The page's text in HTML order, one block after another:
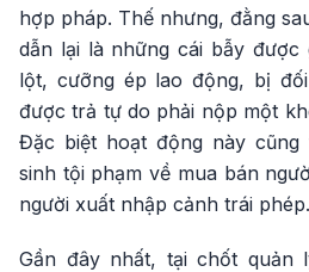
hợp pháp. Thế nhưng, đằng
dẫn lại là những cái bẫy được
lột, cưỡng ép lao động, bị
được trả tự do phải nộp một
Đặc biệt hoạt động này
sinh tội phạm về mua bán
người xuất nhập cảnh trái
Gần đây nhất, tại chốt quản